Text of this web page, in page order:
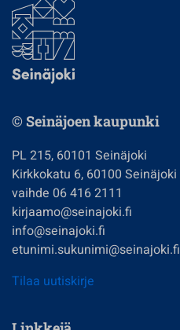
© Seinäjoen kaupunki
PL 215, 60101 Seinäjoki
Kirkkokatu 6, 60100 Seinäjoki
vaihde 06 416 2111
kirjaamo@seinajoki.fi
info@seinajoki.fi
etunimi.sukunimi@seinajoki.fi
Tilaa uutiskirje